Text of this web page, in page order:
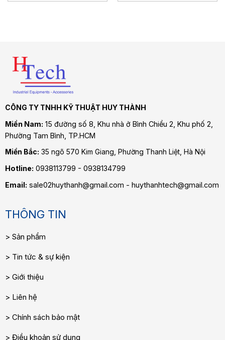
CÔNG TY TNHH KỸ THUẬT HUY THÀNH
Miền Nam: 15 đường số 8, Khu nhà ở Bình Chiểu 2, Khu phố 2,
Phường Tam Bình, TP.HCM
Miền Bắc: 35 ngõ 570 Kim Giang, Phường Thanh Liệt, Hà Nội
Hotline: 0938113799 - 0938134799
Email: sale02huythanh@gmail.com - huythanhtech@gmail.com
THÔNG TIN
Sản phẩm
Tin tức & sự kiện
Giới thiệu
Liên hệ
Chính sách bảo mật
Điều khoản sử dụng